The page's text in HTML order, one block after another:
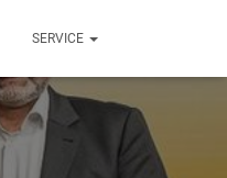
SERVICE